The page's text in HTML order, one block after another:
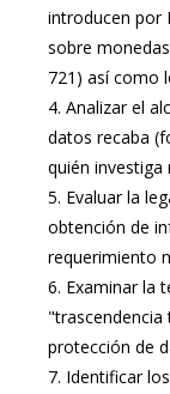
introducen por
sobre
721) así como
4. Analizar el
datos recaba
quién investiga
5. Evaluar la
obtención de
requerimiento
6. Examinar la
protección de
7. Identificar